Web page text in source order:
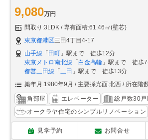
9,080万円
間取り:3LDK
専有面積:61.46㎡(壁芯)
東京都港区三田4丁目4-17
山手線 「田町 」駅まで 徒歩12分
東京メトロ南北線 「白金高輪 」駅まで 徒歩
都営三田線 「三田 」駅まで 徒歩13分
築年月:1980年9月
主要採光面:北西 所在階
角部屋 エレベーター
総戸数30戸
オークラヤ住宅のシンプルリノベーション
見学予約 お問合せ